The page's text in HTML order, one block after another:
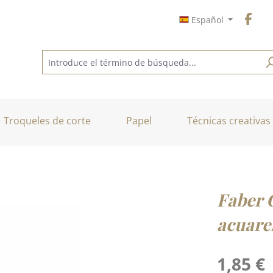
Español
Troqueles de corte Papel Técnicas creativas
Faber
Precio
1,85 €